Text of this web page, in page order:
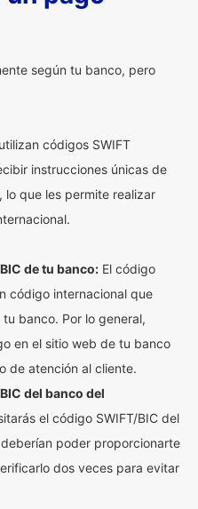
según tu banco, pero
códigos SWIFT
instrucciones únicas de
que les permite realizar
de tu banco: El código
código internacional que
banco. Por lo general,
en el sitio web de tu banco
de atención al cliente.
del banco del
el código SWIFT/BIC del
poder proporcionarte
dos veces para evitar